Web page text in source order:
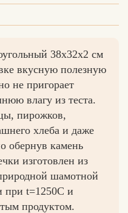
38х32х2 см
вкусную полезную
не пригорает
влагу из теста.
пирожков,
хлеба и даже
обернув камень
изготовлен из
шамотной
при t=1250С и
продуктом.